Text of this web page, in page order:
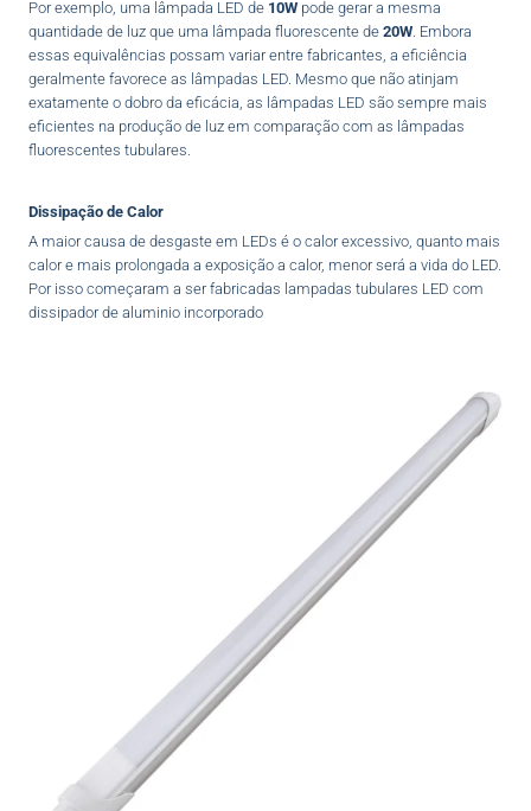
Por exemplo, uma lâmpada LED de 10W pode gerar a mesma
quantidade de luz que uma lâmpada fluorescente de 20W . Embora
essas equivalências possam variar entre fabricantes, a eficiência
geralmente favorece as lâmpadas LED. Mesmo que não atinjam
exatamente o dobro da eficácia, as lâmpadas LED são sempre mais
eficientes na produção de luz em comparação com as lâmpadas
fluorescentes tubulares.
Dissipação de Calor
A maior causa de desgaste em LEDs é o calor excessivo, quanto mais
calor e mais prolongada a exposição a calor, menor será a vida do LED.
Por isso começaram a ser fabricadas lampadas tubulares LED com
dissipador de aluminio incorporado